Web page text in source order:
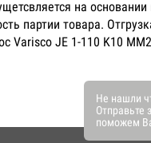
на основании
партии товара.
Varisco JE 1-110 K10
Не нашли
Отправьте
поможем